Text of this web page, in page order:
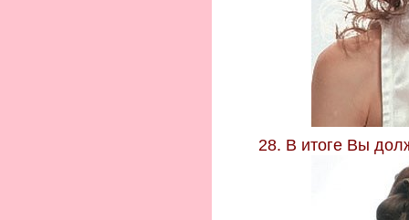
28. В итоге Вы